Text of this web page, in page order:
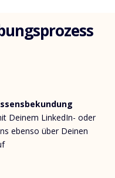
Deinem LinkedIn- oder
ebenso über Deinen